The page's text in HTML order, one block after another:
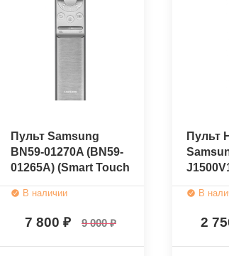
Пульт Samsung
BN59-01270A (BN59-
01265A) (Smart Touch
Control Q)
(оригинальный)
В наличии
7 800 9 000
Пульт
В
2